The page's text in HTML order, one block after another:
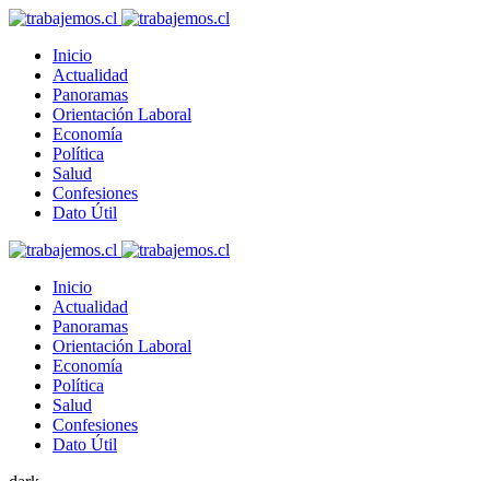
Inicio
Actualidad
Panoramas
Orientación Laboral
Economía
Política
Salud
Confesiones
Dato Útil
Inicio
Actualidad
Panoramas
Orientación Laboral
Economía
Política
Salud
Confesiones
Dato Útil